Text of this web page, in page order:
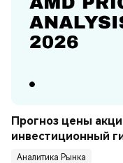
Прогноз цены
инвестиционный
максимумов
Аналитика Рынка